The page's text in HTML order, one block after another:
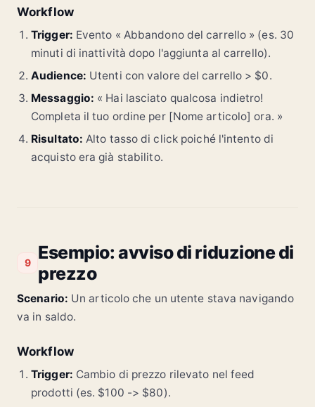
Workflow
Trigger: Evento « Abbandono del carrello » (es. 30
minuti di inattività dopo l'aggiunta al carrello).
Audience: Utenti con valore del carrello > $0.
Messaggio: « Hai lasciato qualcosa indietro!
Completa il tuo ordine per [Nome articolo] ora. »
Risultato: Alto tasso di click poiché l'intento di
acquisto era già stabilito.
9
Esempio: avviso di riduzione di
prezzo
Scenario: Un articolo che un utente stava navigando
va in saldo.
Workflow
Trigger: Cambio di prezzo rilevato nel feed
prodotti (es. $100 -> $80).